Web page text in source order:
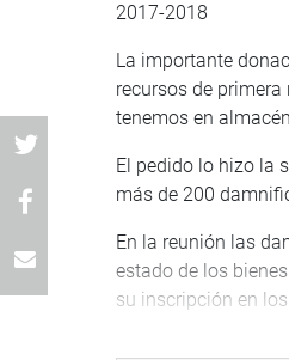
2017-2018
La importante
recursos de
tenemos en
El pedido lo hizo la
más de 200
En la reunión las
estado de los
su inscripción en